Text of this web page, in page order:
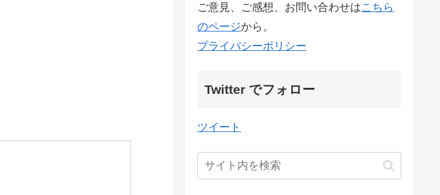
ご意見、ご感想、お問い合わせはこちら
のページから。
プライバシーポリシー
Twitter でフォロー
ツイート